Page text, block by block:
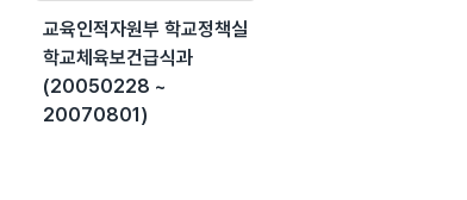
교육인적자원부 학교정책실
학교체육보건급식과
(20050228 ~
20070801)